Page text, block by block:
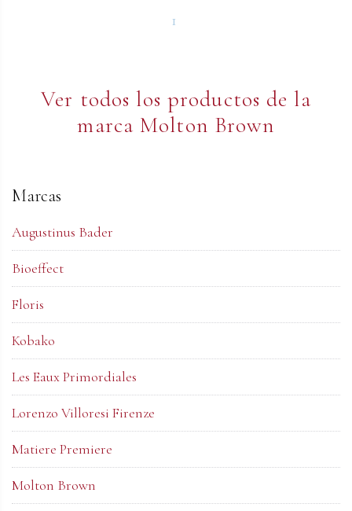
1
Ver todos los productos de la
marca Molton Brown
Marcas
Augustinus Bader
Bioeffect
Floris
Kobako
Les Eaux Primordiales
Lorenzo Villoresi Firenze
Matiere Premiere
Molton Brown